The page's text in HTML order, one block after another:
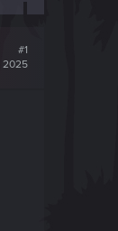
#1
2025